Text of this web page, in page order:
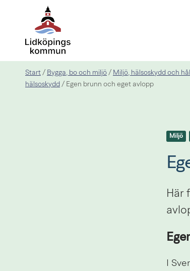
Start / Bygga, bo och miljö / Miljö, hälsoskydd och
hälsoskydd / Egen brunn och eget avlopp
Miljö
Här
I